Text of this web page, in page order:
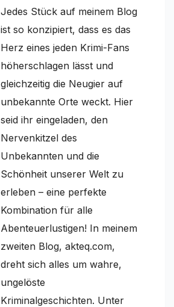
Jedes Stück auf meinem Blog
ist so konzipiert, dass es das
Herz eines jeden Krimi-Fans
höherschlagen lässt und
gleichzeitig die Neugier auf
unbekannte Orte weckt. Hier
seid ihr eingeladen, den
Nervenkitzel des
Unbekannten und die
Schönheit unserer Welt zu
erleben – eine perfekte
Kombination für alle
Abenteuerlustigen! In meinem
zweiten Blog, akteq.com,
dreht sich alles um wahre,
ungelöste
Kriminalgeschichten. Unter